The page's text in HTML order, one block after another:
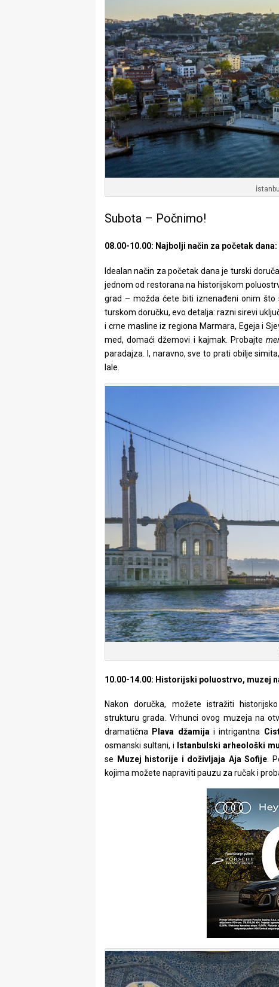
Subota – Počnimo!
08.00-10.00: Najbolji način za početak
Idealan način za početak dana je turski
jednom od restorana na historijskom
grad – možda ćete biti iznenađeni onim
turskom doručku, evo detalja: razni sirevi
i crne masline iz regiona Marmara, Egeja i
med, domaći džemovi i kajmak. Probajte
paradajza. I, naravno, sve to prati obilje
lale.
10.00-14.00: Historijski poluostrvo, muzej
Nakon doručka, možete istražiti
strukturu grada. Vrhunci ovog muzeja na
dramatična Plava džamijai intrigantna
osmanski sultani, i
Istanbulski arheološki
se
Muzej historije i doživljaja Aja Sofije.
kojima možete napraviti pauzu za ručak i